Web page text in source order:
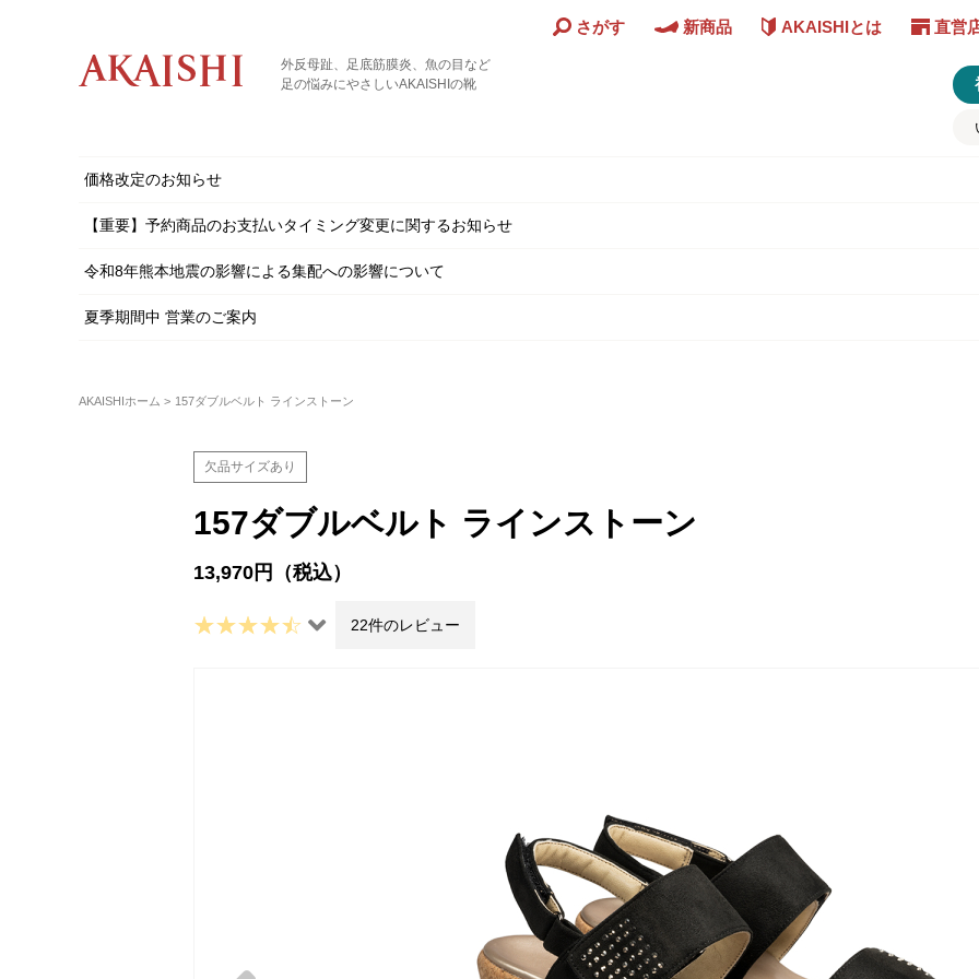
外反母趾、足底筋膜炎、魚の目など
足の悩みにやさしいAKAISHIの靴
さがす 新商品 AKAISHIとは 直営
価格改定のお知らせ
【重要】予約商品のお支払いタイミング変更に関するお知らせ
令和8年熊本地震の影響による集配への影響について
夏季期間中 営業のご案内
AKAISHIホーム 157ダブルベルト ラインストーン
欠品サイズあり
157ダブルベルト ラインストーン
13,970円（税込）
22件のレビュー